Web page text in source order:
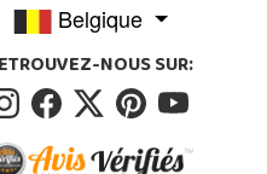
Belgique
NOUS SUR: